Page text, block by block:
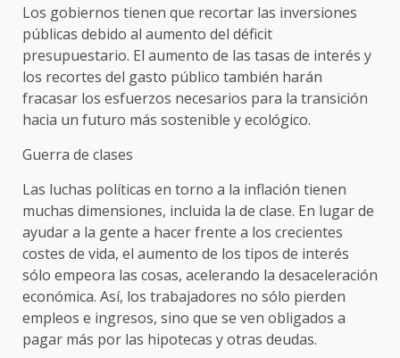
Los gobiernos tienen que recortar las inversiones
públicas debido al aumento del déficit
presupuestario. El aumento de las tasas de interés y
los recortes del gasto público también harán
fracasar los esfuerzos necesarios para la transición
hacia un futuro más sostenible y ecológico.
Guerra de clases
Las luchas políticas en torno a la inflación tienen
muchas dimensiones, incluida la de clase. En lugar de
ayudar a la gente a hacer frente a los crecientes
costes de vida, el aumento de los tipos de interés
sólo empeora las cosas, acelerando la desaceleración
económica. Así, los trabajadores no sólo pierden
empleos e ingresos, sino que se ven obligados a
pagar más por las hipotecas y otras deudas.